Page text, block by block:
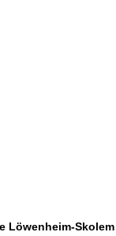
Löwenheim-Skolem